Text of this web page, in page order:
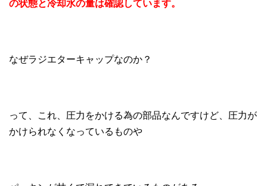
の状態と冷却水の量は確認しています。
なぜラジエターキャップなのか？
って、これ、圧力をかける為の部品なんですけど、圧力が
かけられなくなっているものや